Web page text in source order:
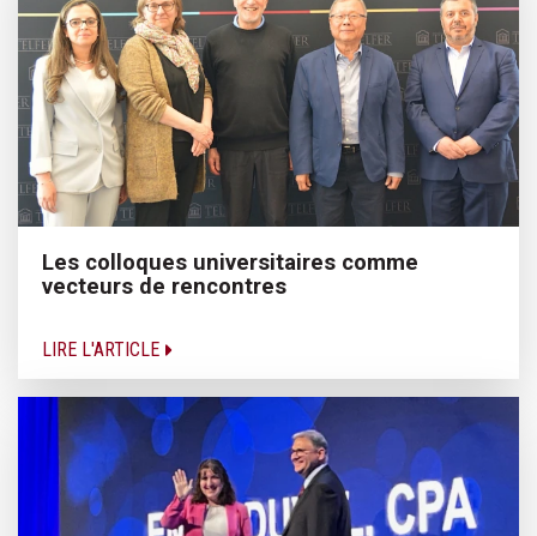
Les colloques universitaires comme
vecteurs de rencontres
LIRE L'ARTICLE